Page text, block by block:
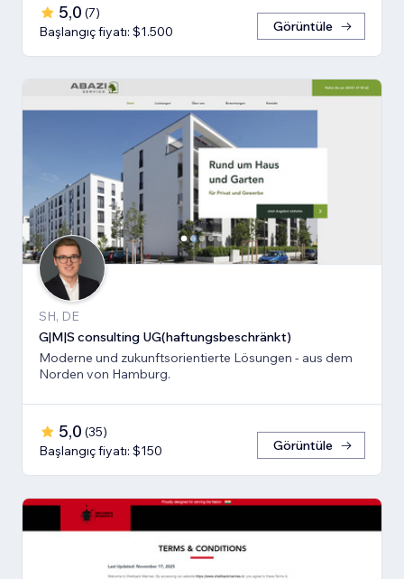
5,0 (7)
Başlangıç fiyatı: $1.500
Görüntüle
SH, DE
G|M|S consulting UG(haftungsbeschränkt)
Moderne und zukunftsorientierte Lösungen - aus dem
Norden von Hamburg.
5,0 (35)
Başlangıç fiyatı: $150
Görüntüle